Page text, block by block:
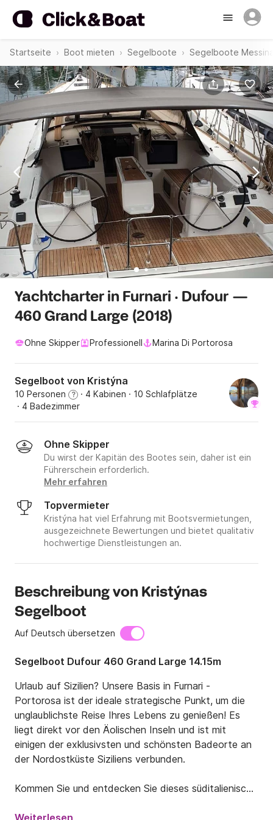
Startseite Boot mieten Segelboote Segelboote
Yachtcharter in Furnari · Dufour —
460 Grand Large (2018)
Ohne Skipper Professionell Marina Di Portorosa
Segelboot von Kristýna
10 Personen ? · 4 Kabinen · 10 Schlafplätze
· 4 Badezimmer
Ohne Skipper
Du wirst der Kapitän des Bootes sein, daher ist ein
Führerschein erforderlich.
Mehr erfahren
Topvermieter
Kristýna hat viel Erfahrung mit Bootsvermietungen,
ausgezeichnete Bewertungen und bietet qualitativ
hochwertige Dienstleistungen an.
Beschreibung von Kristýnas
Segelboot
Auf Deutsch übersetzen
Segelboot Dufour 460 Grand Large 14.15m
Urlaub auf Sizilien? Unsere Basis in Furnari -
Portorosa ist der ideale strategische Punkt, um die
unglaublichste Reise Ihres Lebens zu genießen! Es
liegt direkt vor den Äolischen Inseln und ist mit
einigen der exklusivsten und schönsten Badeorte an
der Nordostküste Siziliens verbunden.
Kommen Sie und entdecken Sie dieses süditalienische